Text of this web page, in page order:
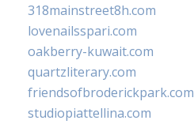
318mainstreet8h.com
lovenailsspari.com
oakberry-kuwait.com
quartzliterary.com
friendsofbroderickpark.com
studiopiattellina.com